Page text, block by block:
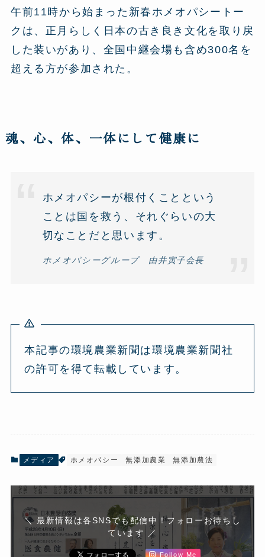
午前11時から始まった新春ホメオパシートー
クは、正月らしく日本の古き良き文化を取り戻
した装いがあり、全国中継会場も含め300名を
超える方が参加された。
魂、心、体、一体にして健康に
ホメオパシーが根付くことという
ことは国を救う、それぐらいの大
切なことだと思います。
ホメオパシーグループ 由井寅子会長
本記事の環境農業新聞は環境農業新聞社
の許可を得て転載しています。
メディア ホメオパシー 無添加農業 無添加農法
＼ 最新情報は各SNSでも配信中！フォローお待ちし
ています ／
Follow Me